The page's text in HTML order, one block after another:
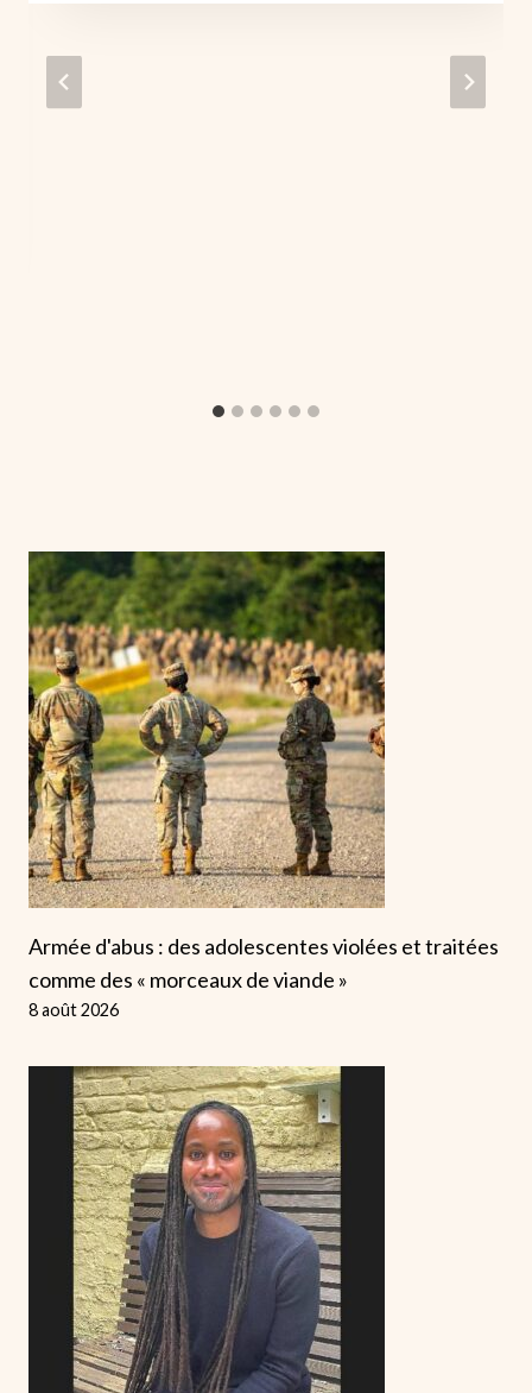
Armée d'abus : des adolescentes violées et traitées
comme des « morceaux de viande »
8 août 2026